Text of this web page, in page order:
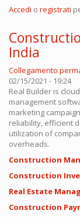
Accedi o registrati
India
Collegamento
02/15/2021 - 19:24
Real Builder is
management
marketing
reliability, efficient
utilization of
overheads.
Construction
Construction
Real Estate
Construction